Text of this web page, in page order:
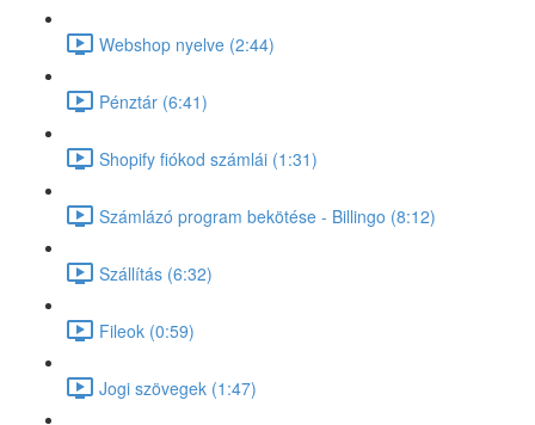
Webshop nyelve (2:44)
Pénztár (6:41)
Shopify fiókod számlái (1:31)
Számlázó program bekötése - Billingo (8:12)
Szállítás (6:32)
Fileok (0:59)
Jogi szövegek (1:47)